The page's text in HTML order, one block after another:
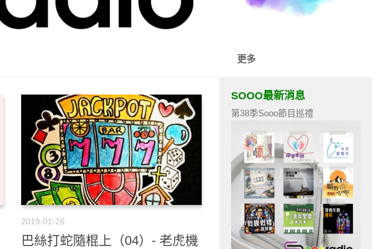
2019-01-26
巴絲打蛇隨棍上（04）- 老虎機
更多
SOOO最新消息
第38季Sooo節目巡禮